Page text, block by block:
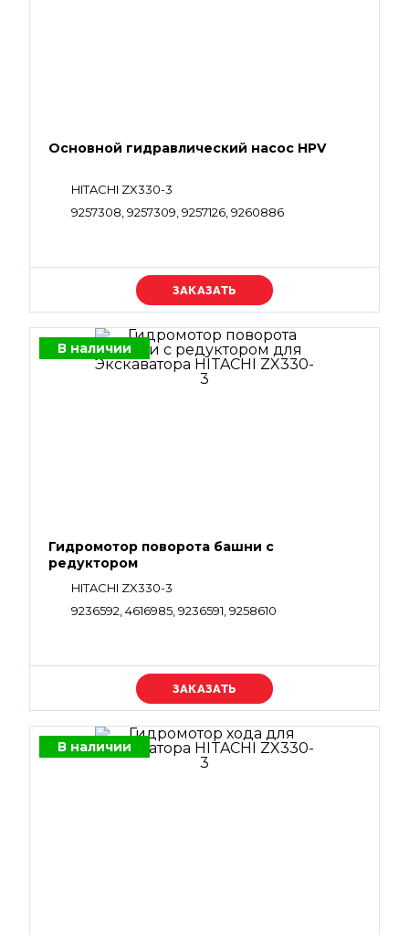
Основной гидравлический насос HPV
HITACHI ZX330-3
9257308, 9257309, 9257126, 9260886
Уточняйте цену
В наличии
Гидромотор поворота башни с
редуктором
HITACHI ZX330-3
9236592, 4616985, 9236591, 9258610
Уточняйте цену
В наличии